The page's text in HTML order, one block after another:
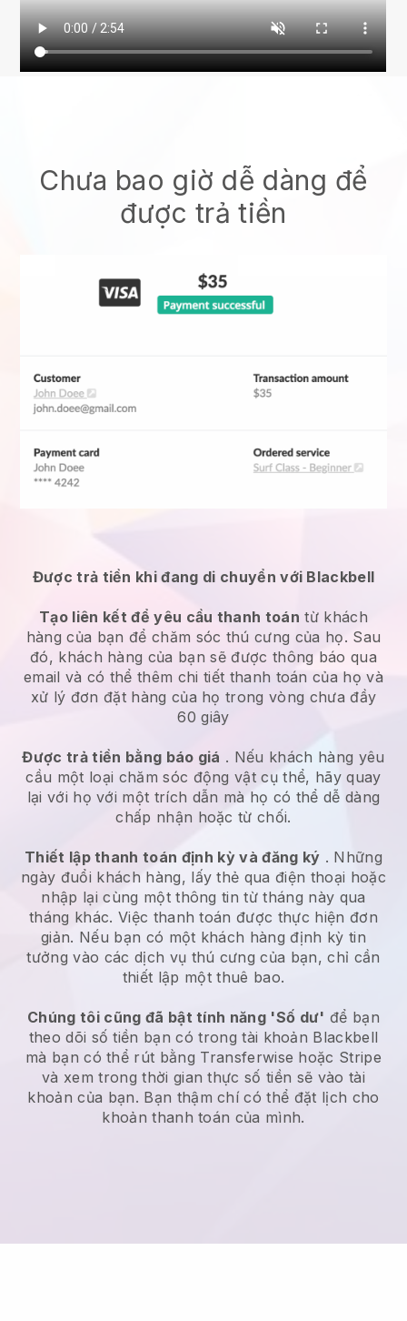
Chưa bao giờ dễ dàng để
được trả tiền
Được trả tiền khi đang di chuyển với Blackbell
Tạo liên kết để yêu cầu thanh toán từ khách
hàng của bạn để chăm sóc thú cưng của họ. Sau
đó, khách hàng của bạn sẽ được thông báo qua
email và có thể thêm chi tiết thanh toán của họ và
xử lý đơn đặt hàng của họ trong vòng chưa đầy
60 giây
Được trả tiền bằng báo giá . Nếu khách hàng yêu
cầu một loại chăm sóc động vật cụ thể, hãy quay
lại với họ với một trích dẫn mà họ có thể dễ dàng
chấp nhận hoặc từ chối.
Thiết lập thanh toán định kỳ và đăng ký . Những
ngày đuổi khách hàng, lấy thẻ qua điện thoại hoặc
nhập lại cùng một thông tin từ tháng này qua
tháng khác. Việc thanh toán được thực hiện đơn
giản. Nếu bạn có một khách hàng định kỳ tin
tưởng vào các dịch vụ thú cưng của bạn, chỉ cần
thiết lập một thuê bao.
Chúng tôi cũng đã bật tính năng 'Số dư' để bạn
theo dõi số tiền bạn có trong tài khoản Blackbell
mà bạn có thể rút bằng Transferwise hoặc Stripe
và xem trong thời gian thực số tiền sẽ vào tài
khoản của bạn. Bạn thậm chí có thể đặt lịch cho
khoản thanh toán của mình.